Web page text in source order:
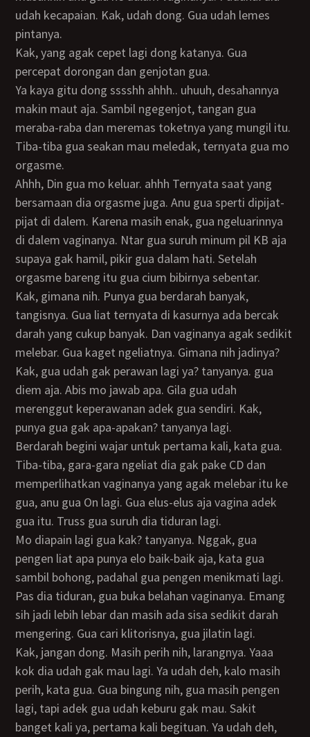
udah kecapaian. Kak, udah dong. Gua udah lemes
pintanya.
kak, yang agak cepet lagi dong katanya. Gua
percepat dorongan dan genjotan gua.
Ya kaya gitu dong sssshh ahhh.. uhuuh, desahannya
makin maut aja. Sambil ngegenjot, tangan gua
meraba-raba dan meremas toketnya yang mungil itu.
Tiba-tiba gua seakan mau meledak, ternyata gua mo
orgasme.
Ahhh, Din gua mo keluar. ahhh Ternyata saat yang
bersamaan dia orgasme juga. Anu gua sperti dipijat-
pijat di dalem. Karena masih enak, gua ngeluarinnya
di dalem vaginanya. Ntar gua suruh minum pil KB aja
supaya gak hamil, pikir gua dalam hati. Setelah
orgasme bareng itu gua cium bibirnya sebentar.
Kak, gimana nih. Punya gua berdarah banyak,
tangisnya. Gua liat ternyata di kasurnya ada bercak
darah yang cukup banyak. Dan vaginanya agak sedikit
melebar. Gua kaget ngeliatnya. Gimana nih jadinya?
Kak, gua udah gak perawan lagi ya? tanyanya. gua
diem aja. Abis mo jawab apa. Gila gua udah
merenggut keperawanan adek gua sendiri. Kak,
punya gua gak apa-apakan? tanyanya lagi.
Berdarah begini wajar untuk pertama kali, kata gua.
Tiba-tiba, gara-gara ngeliat dia gak pake CD dan
memperlihatkan vaginanya yang agak melebar itu ke
gua, anu gua On lagi. Gua elus-elus aja vagina adek
gua itu. Truss gua suruh dia tiduran lagi.
Mo diapain lagi gua kak? tanyanya. Nggak, gua
pengen liat apa punya elo baik-baik aja, kata gua
sambil bohong, padahal gua pengen menikmati lagi.
Pas dia tiduran, gua buka belahan vaginanya. Emang
sih jadi lebih lebar dan masih ada sisa sedikit darah
mengering. Gua cari klitorisnya, gua jilatin lagi.
Kak, jangan dong. Masih perih nih, larangnya. Yaaa
kok dia udah gak mau lagi. Ya udah deh, kalo masih
perih, kata gua. Gua bingung nih, gua masih pengen
lagi, tapi adek gua udah keburu gak mau. Sakit
banget kali ya, pertama kali begituan. Ya udah deh,